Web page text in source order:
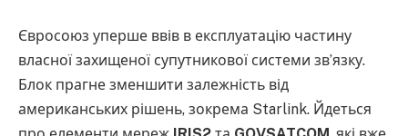
Євросоюз уперше ввів в експлуатацію частину
власної захищеної супутникової системи зв’язку.
Блок прагне зменшити залежність від
американських рішень, зокрема Starlink. Йдеться